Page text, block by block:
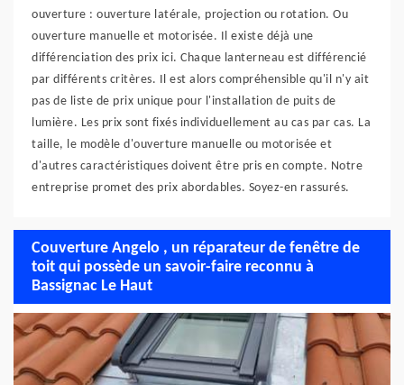
ouverture : ouverture latérale, projection ou rotation. Ou
ouverture manuelle et motorisée. Il existe déjà une
différenciation des prix ici. Chaque lanterneau est différencié
par différents critères. Il est alors compréhensible qu'il n'y ait
pas de liste de prix unique pour l'installation de puits de
lumière. Les prix sont fixés individuellement au cas par cas. La
taille, le modèle d'ouverture manuelle ou motorisée et
d'autres caractéristiques doivent être pris en compte. Notre
entreprise promet des prix abordables. Soyez-en rassurés.
Couverture Angelo , un réparateur de fenêtre de
toit qui possède un savoir-faire reconnu à
Bassignac Le Haut